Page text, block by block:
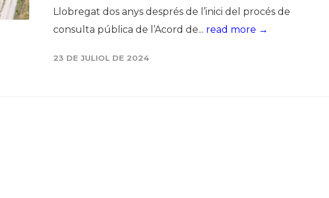
Llobregat dos anys després de l’inici del procés de
consulta pública de l’Acord de... read more →
23 DE JULIOL DE 2024